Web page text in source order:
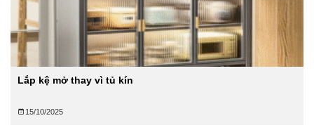
Lắp kệ mở thay vì tủ kín
15/10/2025